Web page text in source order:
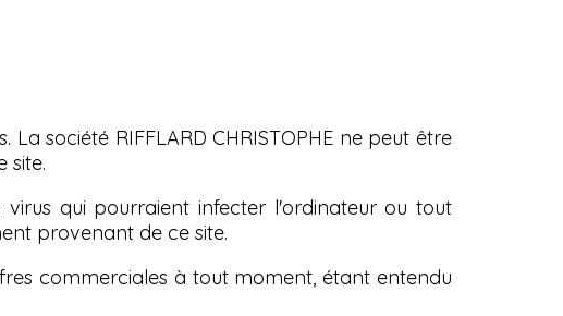
La société RIFFLARD CHRISTOPHE ne peut être
site.
virus qui pourraient infecter l'ordinateur ou tout
provenant de ce site.
commerciales à tout moment, étant entendu